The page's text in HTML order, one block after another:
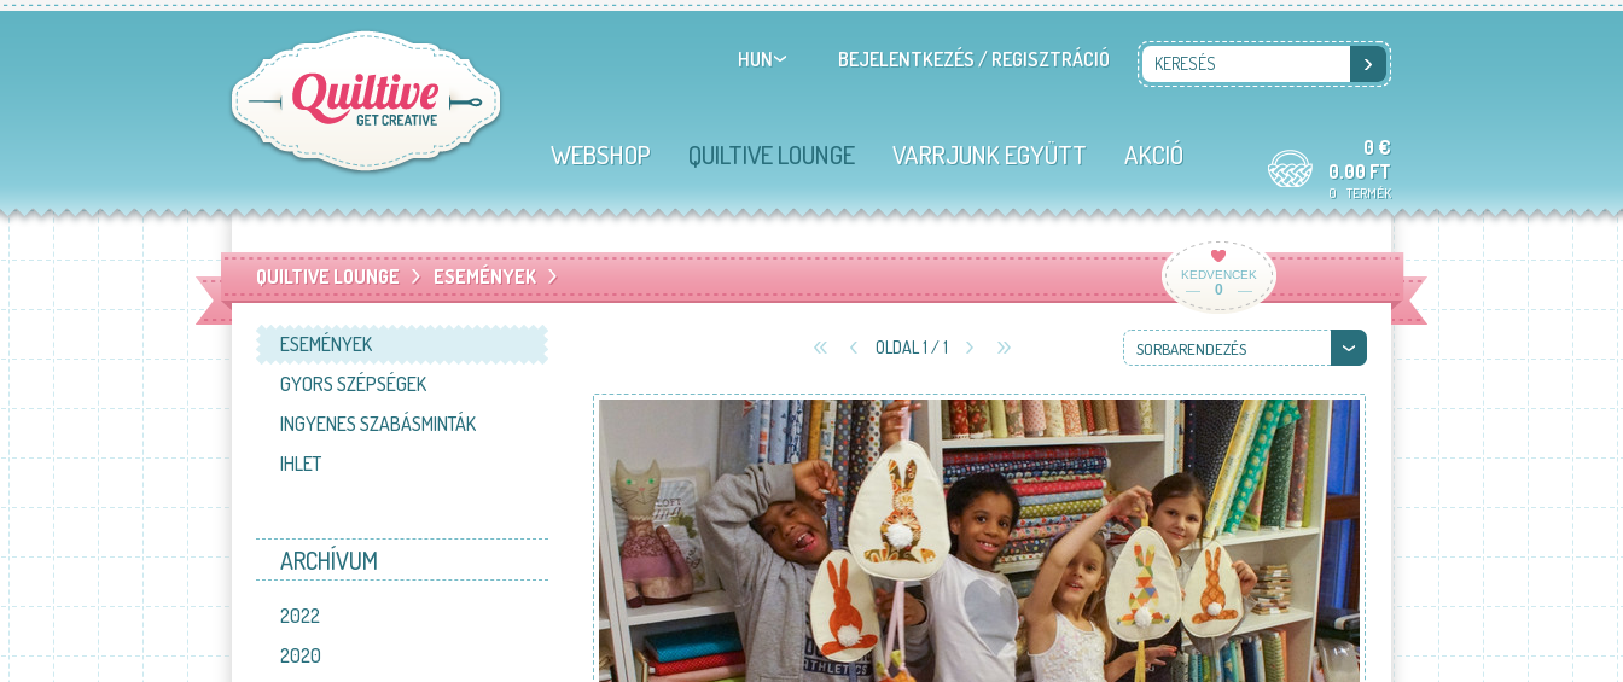
0 €
0.00 FT
0 TERMÉK
HUN BEJELENTKEZÉS / REGISZTRÁCIÓ
WEBSHOP QUILTIVE LOUNGE VARRJUNK EGYÜTT AKCIÓ
KERESÉS
QUILTIVE LOUNGE ESEMÉNYEK KEDVENCEK
0
ESEMÉNYEK
GYORS SZÉPSÉGEK
INGYENES SZABÁSMINTÁK
IHLET
ARCHÍVUM
2022
2020
SORBARENDEZÉS
OLDAL 1 / 1